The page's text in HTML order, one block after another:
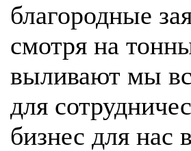
благородные
смотря на
выливают мы
для
бизнес для нас